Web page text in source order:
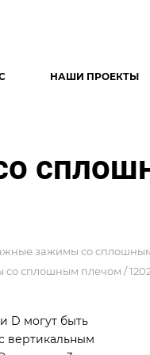
НАШИ ПРОЕКТЫ
зажимы со
сплошным плечом / 1202
D могут быть
вертикальным